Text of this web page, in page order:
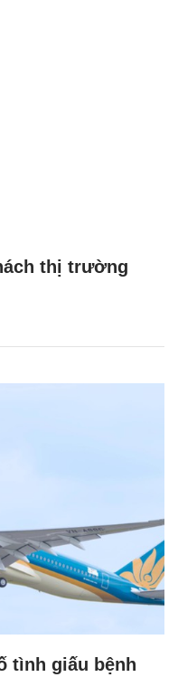
thị trường
tình giấu bệnh